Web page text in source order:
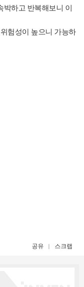
박하고 반복해보니 이
험성이 높으니 가능하
공유 스크랩